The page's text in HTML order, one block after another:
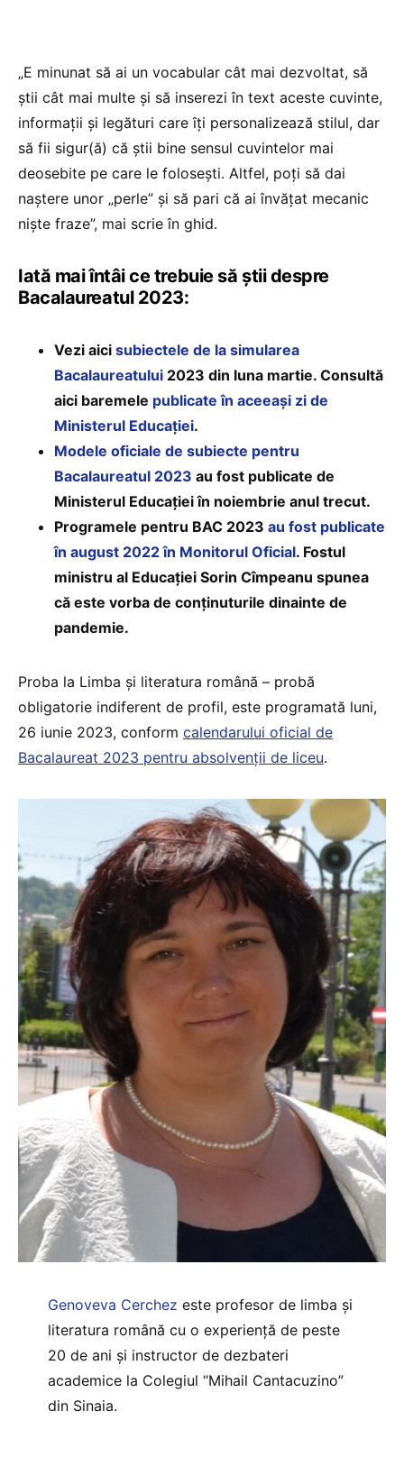
„E minunat să ai un vocabular cât mai dezvoltat, să
ştii cât mai multe şi să inserezi în text aceste cuvinte,
informaţii şi legături care îţi personalizează stilul, dar
să fii sigur(ă) că ştii bine sensul cuvintelor mai
deosebite pe care le foloseşti. Altfel, poţi să dai
naştere unor „perle” şi să pari că ai învăţat mecanic
nişte fraze”, mai scrie în ghid.
Iată mai întâi ce trebuie să știi despre
Bacalaureatul 2023:
Vezi aici subiectele de la simularea
Bacalaureatului 2023 din luna martie. Consultă
aici baremele publicate în aceeași zi de
Ministerul Educației.
Modele oficiale de subiecte pentru
Bacalaureatul 2023 au fost publicate de
Ministerul Educației în noiembrie anul trecut.
Programele pentru BAC 2023 au fost publicate
în august 2022 în Monitorul Oficial. Fostul
ministru al Educației Sorin Cîmpeanu spunea
că este vorba de conținuturile dinainte de
pandemie.
Proba la Limba și literatura română – probă
obligatorie indiferent de profil, este programată luni,
26 iunie 2023, conform calendarului oficial de
Bacalaureat 2023 pentru absolvenții de liceu.
Genoveva Cerchez este profesor de limba și
literatura română cu o experiență de peste
20 de ani și instructor de dezbateri
academice la Colegiul “Mihail Cantacuzino”
din Sinaia.